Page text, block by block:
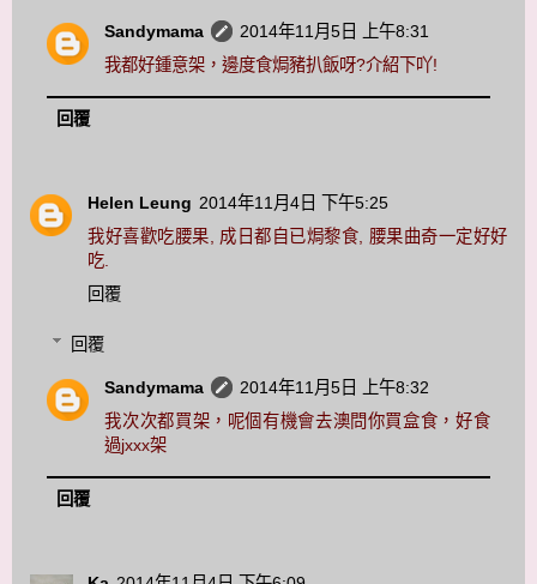
Sandymama
2014年11月5日 上午8:31
我都好鍾意架，邊度食焗豬扒飯呀?介紹下吖!
回覆
Helen Leung 2014年11月4日 下午5:25
我好喜歡吃腰果, 成日都自已焗黎食, 腰果曲奇一定好好
吃.
回覆
回覆
Sandymama
2014年11月5日 上午8:32
我次次都買架，呢個有機會去澳問你買盒食，好食
過jxxx架
回覆